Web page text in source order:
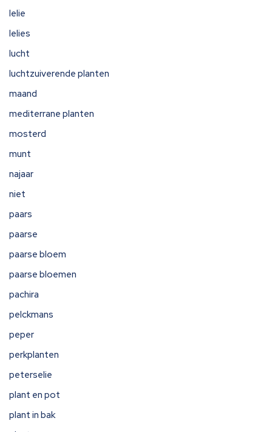
lelie
lelies
lucht
luchtzuiverende planten
maand
mediterrane planten
mosterd
munt
najaar
niet
paars
paarse
paarse bloem
paarse bloemen
pachira
pelckmans
peper
perkplanten
peterselie
plant en pot
plant in bak